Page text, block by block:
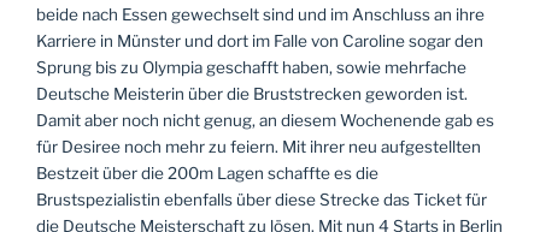
beide nach Essen gewechselt sind und im Anschluss an ihre
Karriere in Münster und dort im Falle von Caroline sogar den
Sprung bis zu Olympia geschafft haben, sowie mehrfache
Deutsche Meisterin über die Bruststrecken geworden ist.
Damit aber noch nicht genug, an diesem Wochenende gab es
für Desiree noch mehr zu feiern. Mit ihrer neu aufgestellten
Bestzeit über die 200m Lagen schaffte es die
Brustspezialistin ebenfalls über diese Strecke das Ticket für
die Deutsche Meisterschaft zu lösen. Mit nun 4 Starts in Berlin